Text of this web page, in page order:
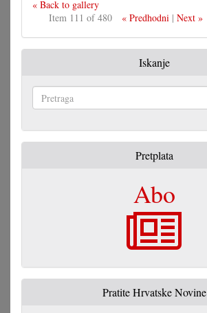
« Back to gallery
Item 111 of 480
« Predhodni| Next »
Iskanje
Pretplata
Abo
Pratite Hrvatske Novine